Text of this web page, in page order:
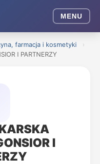
MENU
farmacja i kosmetyki
›
I PARTNERZY
I